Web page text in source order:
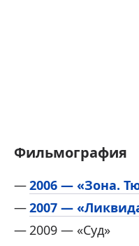
Фильмография
2006 — «Зона.
2007 —
2009 — «Суд»